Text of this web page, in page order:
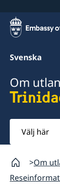
Svenska
Om
Välj
här
Om